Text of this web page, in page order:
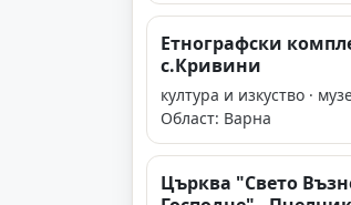
Етнографски
с.Кривини
култура и изкуство ·
Област: Варна
Църква "Свето